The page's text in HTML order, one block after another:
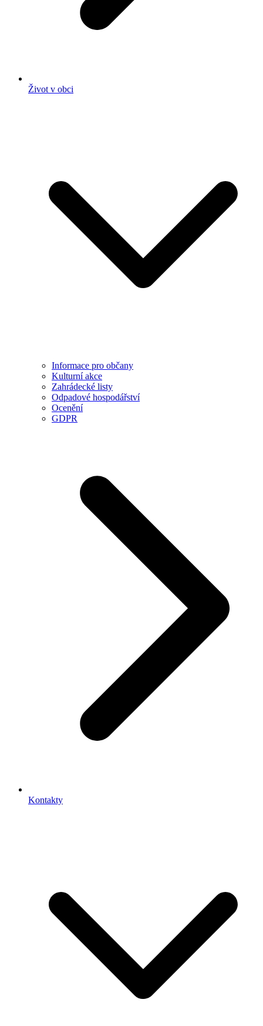
Život v obci
Informace pro občany
Kulturní akce
Zahrádecké listy
Odpadové hospodářství
Ocenění
GDPR
Kontakty